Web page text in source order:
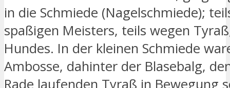
in die Schmiede (Nagelschmiede);
spaßigen Meisters, teils wegen
Hundes. In der kleinen Schmiede
Ambosse, dahinter der Blasebalg,
Rade laufenden Tyraß in Bewegung